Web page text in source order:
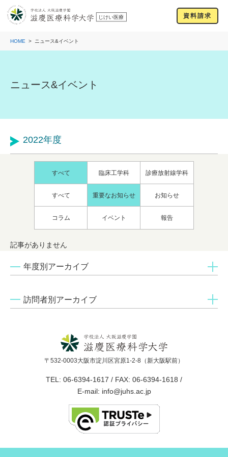
資料請求
HOME ニュース&イベント
ニュース&イベント
2022年度
すべて 臨床工学科 診療放射線学科
すべて 重要なお知らせ お知らせ
コラム イベント 報告
記事がありません
年度別アーカイブ
訪問者別アーカイブ
〒532-0003大阪市淀川区宮原1-2-8（新大阪駅前）
TEL: 06-6394-1617 / FAX: 06-6394-1618 /
E-mail: info@juhs.ac.jp